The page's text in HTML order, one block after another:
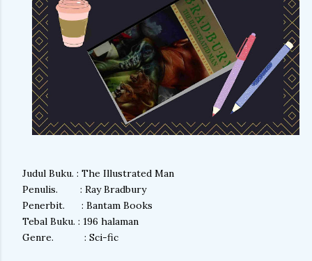
Judul Buku. : The Illustrated Man
Penulis. : Ray Bradbury
Penerbit. : Bantam Books
Tebal Buku. : 196 halaman
Genre. : Sci-fic